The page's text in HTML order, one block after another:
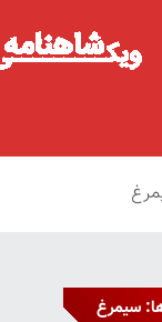
سیمرغ